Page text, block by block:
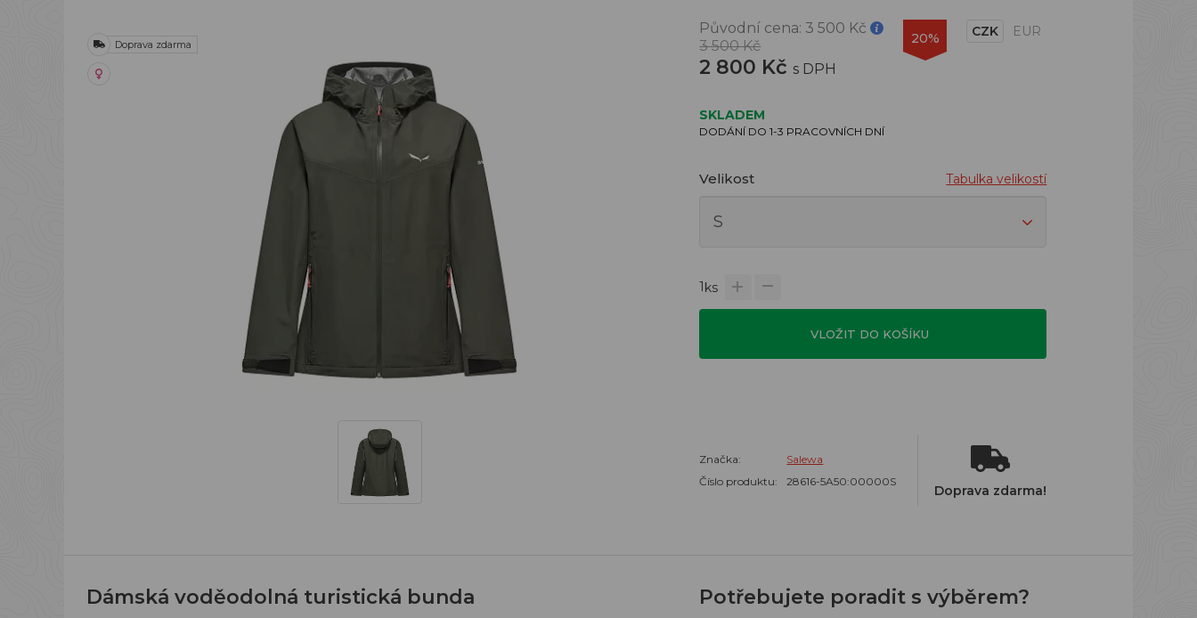
Doprava zdarma
Původní cena: 3 500 Kč
3 500 Kč
2 800 Kč s DPH
20% CZK EUR
SKLADEM
DODÁNÍ DO 1-3 PRACOVNÍCH DNÍ
Velikost Tabulka velikostí
1ks
VLOŽIT DO KOŠÍKU
Značka:
Salewa
Číslo produktu:
28616-5A50:00000S
Doprava zdarma!
Dámská voděodolná turistická bunda Potřebujete poradit s výběrem?